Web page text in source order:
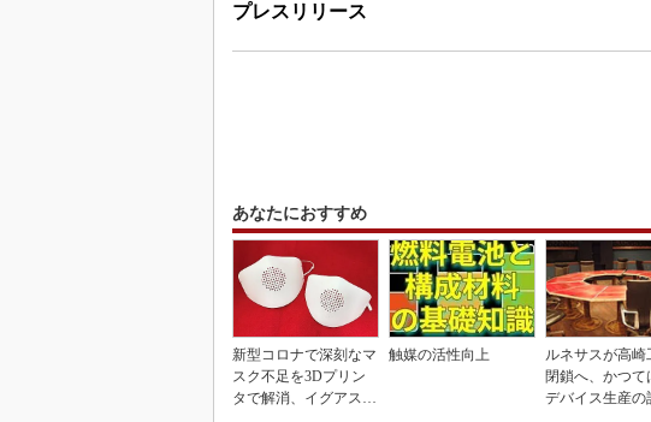
プレスリリース
あなたにおすすめ
新型コロナで深刻なマ
スク不足を3Dプリン
タで解消、イグアスが
触媒の活性向上
ルネサスが高崎
閉鎖へ、かつて
デバイス生産の